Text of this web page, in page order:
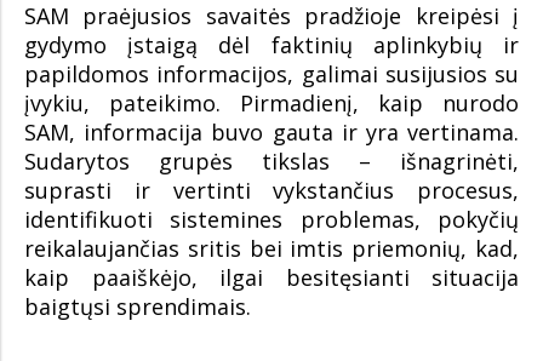
SAM praėjusios savaitės pradžioje kreipėsi į
gydymo įstaigą dėl faktinių aplinkybių ir
papildomos informacijos, galimai susijusios su
įvykiu, pateikimo. Pirmadienį, kaip nurodo
SAM, informacija buvo gauta ir yra vertinama.
Sudarytos grupės tikslas – išnagrinėti,
suprasti ir vertinti vykstančius procesus,
identifikuoti sistemines problemas, pokyčių
reikalaujančias sritis bei imtis priemonių, kad,
kaip paaiškėjo, ilgai besitęsianti situacija
baigtųsi sprendimais.